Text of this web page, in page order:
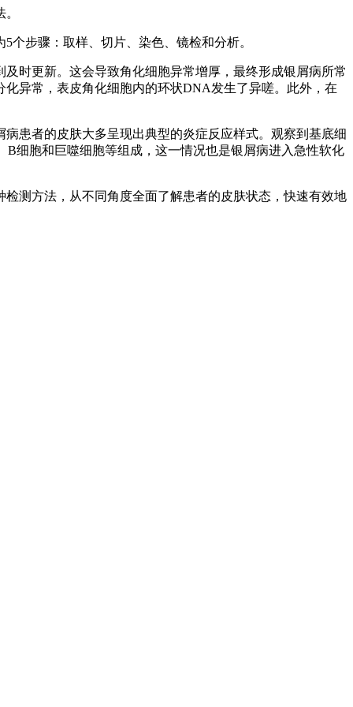
步骤：取样、切片、染色、镜检和分析。
时更新。这会导致角化细胞异常增厚，最终形成银屑病所常
异常，表皮角化细胞内的环状DNA发生了异嗟。此外，在
患者的皮肤大多呈现出典型的炎症反应样式。观察到基底细
细胞和巨噬细胞等组成，这一情况也是银屑病进入急性软化
检测方法，从不同角度全面了解患者的皮肤状态，快速有效地